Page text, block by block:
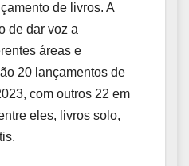
de livros. A
de dar voz a
áreas e
20 lançamentos de
com outros 22 em
eles, livros solo,